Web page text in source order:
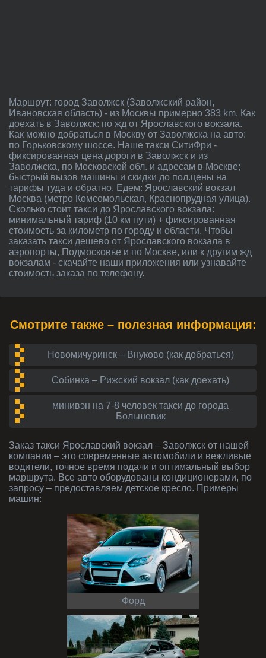
Маршрут: город Заволжск (Заволжский район,
Ивановская область) - из Москвы примерно 383 km. Как
доехать в Заволжск: по жд от Ярославского вокзала.
Как можно добраться в Москву от Заволжска на авто:
по Горьковскому шоссе. Наше такси СитиФри -
фиксированная цена дороги в Заволжск и из
Заволжска, по Московской обл. и адресам в Москве;
быстрый вызов машины и скидки до пол.цены на
тарифы туда и обратно. Едем: Ярославский вокзал
Москва (метро Комсомольская, Краснопрудная улица).
Сколько стоит такси до Ярославского вокзала:
минимальный тариф (10 км пути) + фиксированная
стоимость за километр по городу и области. Чтобы
заказать такси дешево от Ярославского вокзала в
аэропорты, Подмосковье и по Москве, или к другим жд
вокзалам - скачайте наши приложения или узнавайте
стоимость заказа по телефону.
Смотрите также – полезная информация:
Новомичуринск – Внуково (как добраться)
Собинка – Рижский вокзал (как доехать)
минивэн на 7-8 человек такси до города
Большевик
Заказ такси Ярославский вокзал – Заволжск от нашей
компании – это современные автомобили и вежливые
водители, точное время подачи и оптимальный выбор
маршрута. Все авто оборудованы кондиционерами, по
запросу – предоставляем детское кресло. Примеры
машин:
Форд